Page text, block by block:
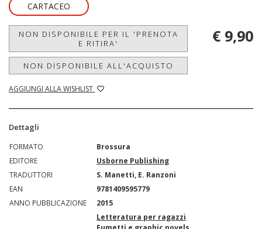
CARTACEO
NON DISPONIBILE PER IL 'PRENOTA
E RITIRA'
NON DISPONIBILE ALL'ACQUISTO
AGGIUNGI ALLA WISHLIST
€ 9,90
Dettagli
FORMATO
Brossura
EDITORE
Usborne Publishing
TRADUTTORI
S. Manetti, E. Ranzoni
EAN
9781409595779
ANNO PUBBLICAZIONE
2015
Letteratura per ragazzi